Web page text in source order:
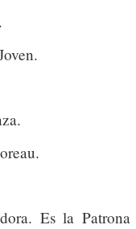
Es la